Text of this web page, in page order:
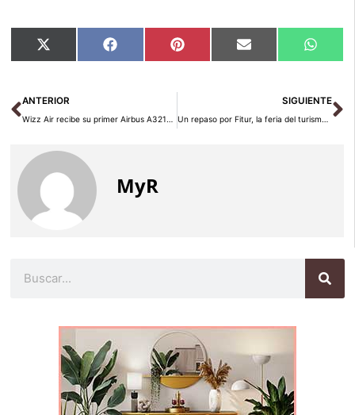
Compartir
en
X
(Twitter)
Compartir
en
Facebook Compartir
en
Pinterest Compartir
en
Email
en
Ant
ANTERIOR
Wizz Air recibe su primer Airbus A321neo y refuerza su flota
SIGUIENTE
Un repaso por Fitur, la feria del turismo más importante: De la A a la Z
MyR